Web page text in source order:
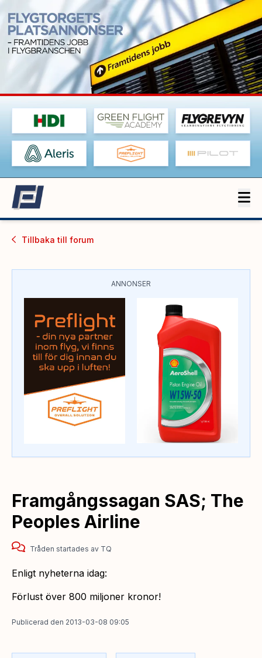
Tillbaka till forum
ANNONSER
Framgångssagan SAS; The
Peoples Airline
Tråden startades av TQ
Enligt nyheterna idag:
Förlust över 800 miljoner kronor!
Publicerad den 2013-03-08 09:05